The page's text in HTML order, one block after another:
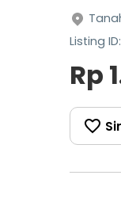
Listing ID:
Rp